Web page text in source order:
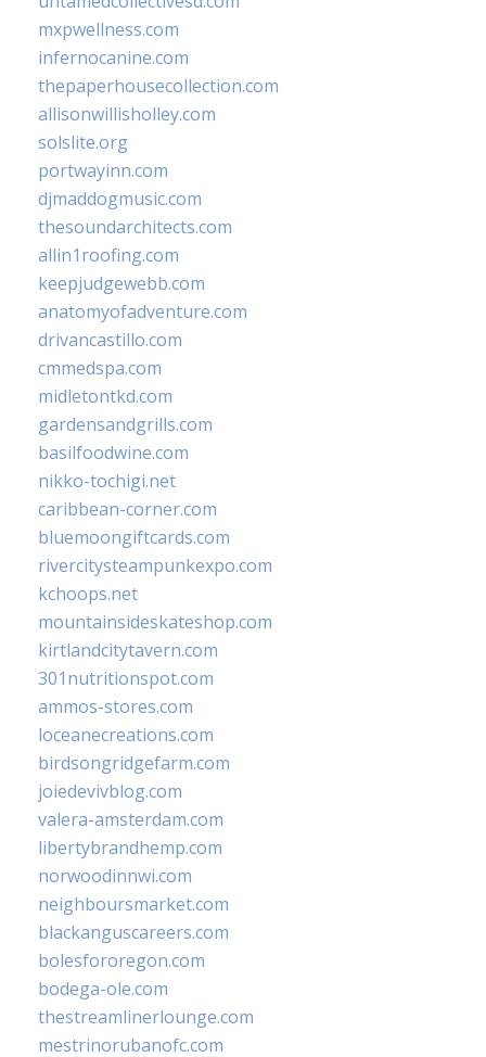
mxpwellness.com
infernocanine.com
thepaperhousecollection.com
allisonwillisholley.com
solslite.org
portwayinn.com
djmaddogmusic.com
thesoundarchitects.com
allin1roofing.com
keepjudgewebb.com
anatomyofadventure.com
drivancastillo.com
cmmedspa.com
midletontkd.com
gardensandgrills.com
basilfoodwine.com
nikko-tochigi.net
caribbean-corner.com
bluemoongiftcards.com
rivercitysteampunkexpo.com
kchoops.net
mountainsideskateshop.com
kirtlandcitytavern.com
301nutritionspot.com
ammos-stores.com
loceanecreations.com
birdsongridgefarm.com
joiedevivblog.com
valera-amsterdam.com
libertybrandhemp.com
norwoodinnwi.com
neighboursmarket.com
blackanguscareers.com
bolesfororegon.com
bodega-ole.com
thestreamlinerlounge.com
mestrinorubanofc.com